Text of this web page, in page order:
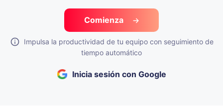
Comienza
Impulsa la productividad de tu equipo con seguimiento de
tiempo automático
Inicia sesión con Google